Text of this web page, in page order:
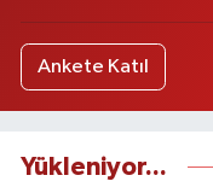
Ankete Katıl
Yükleniyor...